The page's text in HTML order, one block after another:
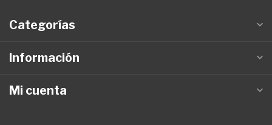
Categorías
Información
Mi cuenta